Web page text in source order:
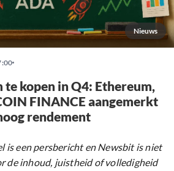
Nieuws
te kopen in Q4: Ethereum,
FINANCE aangemerkt
rendement
is een persbericht en Newsbit is niet
de inhoud, juistheid of volledigheid